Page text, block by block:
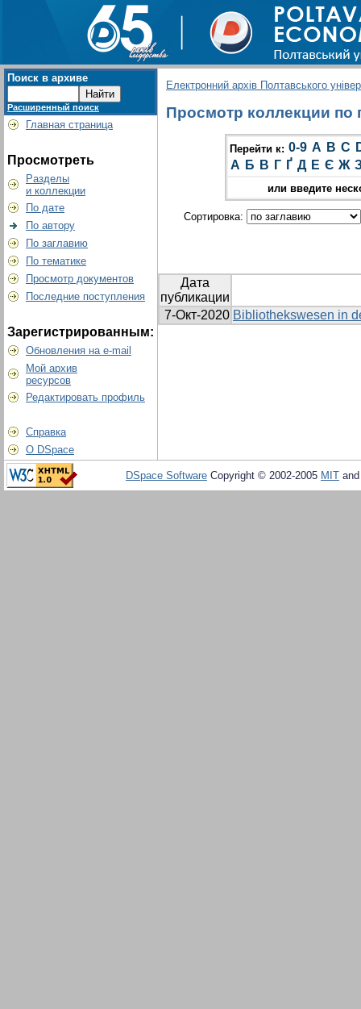
Поиск в архиве
Расширенный поиск
Главная страница
Просмотреть
Разделы
и коллекции
По дате
По автору
По заглавию
По тематике
Просмотр документов
Последние поступления
Зарегистрированным:
Обновления на e-mail
Мой архив
ресурсов
Редактировать профиль
Справка
О DSpace
Електронний архів Полтавського
Просмотр коллекции по
Перейти к: 0-9 A B C
А Б В Г Ґ Д Е Є Ж
или введите
Сортировка:
Дата
публикации
7-Окт-2020 Bibliothekswesen in
DSpace Software Copyright © 2002-2005 MIT